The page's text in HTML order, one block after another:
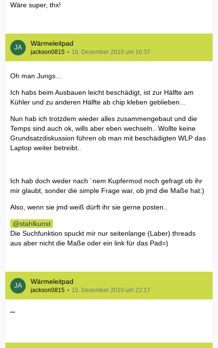
Wäre super, thx!
Wärmeleitpad
jackson0815 16. Dezember 2010 um 16:37
Oh man Jungs...
Ich habs beim Ausbauen leicht beschädigt, ist zur Hälfte am
Kühler und zu anderen Hälfte ab chip kleben geblieben...
Nun hab ich trotzdem wieder alles zusammengebaut und die
Temps sind auch ok, wills aber eben wechseln.. Wollte keine
Grundsatzdiskussion führen ob man mit beschädigten WLP das
Laptop weiter betreibt..
Ich hab doch weder nach ´nem Kupfermod noch gefragt ob ihr
mir glaubt, sonder die simple Frage war, ob jmd die Maße hat:)
Also, wenn sie jmd weiß dürft ihr sie gerne posten..
stahlkunst
Die Suchfunktion spuckt mir nur seitenlange (Laber) threads
aus aber nicht die Maße oder ein link für das Pad=)
Wärmeleitpad
jackson0815 15. Dezember 2010 um 22:17
""